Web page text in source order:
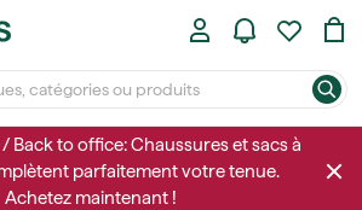
Back to office: Chaussures et sacs à
parfaitement votre tenue.
Achetez maintenant !